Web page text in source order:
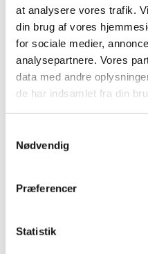
at analysere vores trafik.
din brug af vores
for sociale medier,
analysepartnere. Vores
data med andre
de har indsamlet fra din
Nødvendig
Præferencer
Statistik
2016 (167)
2015 (33)
2014 (44)
december (3)
november (3)
august (4)
maj (2)
marts (3)